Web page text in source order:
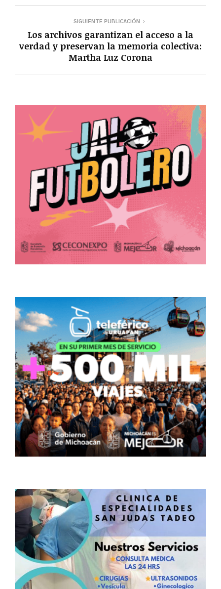
SIGUIENTE PUBLICACIÓN
Los archivos garantizan el acceso a la
verdad y preservan la memoria colectiva:
Martha Luz Corona